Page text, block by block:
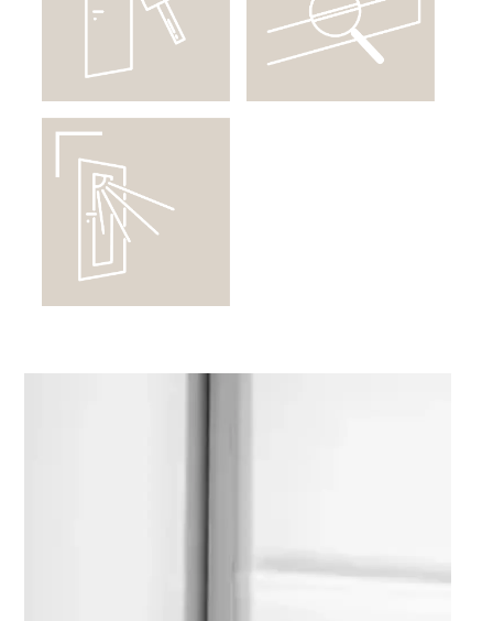
Farbvarianten der Cava Serie:
Weißlack Dekor (ähnlich RAL 9016) –
Durat Hygge grau – modern, weich und